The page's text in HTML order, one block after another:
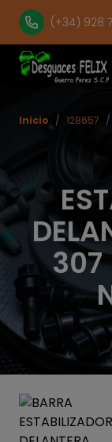
(+34) 928
307
Inicio / 128657 /